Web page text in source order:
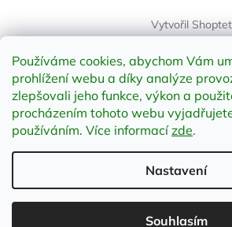
Používáme cookies, abychom Vám
prohlížení webu a díky analýze
zlepšovali jeho funkce, výkon a
procházením tohoto webu
používáním. Více informacízde.
Nastavení
Souhlasím
Vytvořil Shoptet
Copyright 2026 element-shop.cz
.
Upravit nastavení